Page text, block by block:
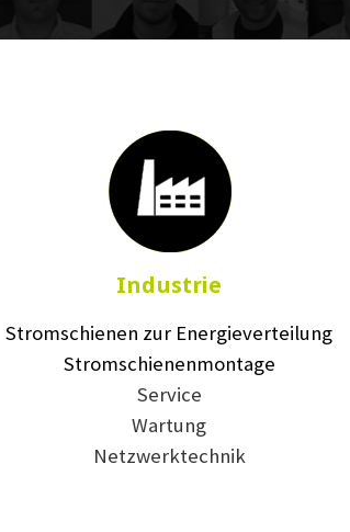
Industrie
Stromschienen zur Energieverteilung
Stromschienenmontage
Service
Wartung
Netzwerktechnik